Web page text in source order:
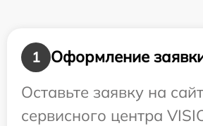
1
Оформление
Оставьте заявку на
сервисного центра